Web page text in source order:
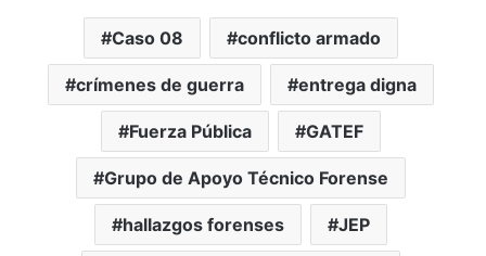
Caso 08 conflicto armado
crímenes de guerra entrega digna
Fuerza Pública GATEF
Grupo de Apoyo Técnico Forense
hallazgos forenses JEP